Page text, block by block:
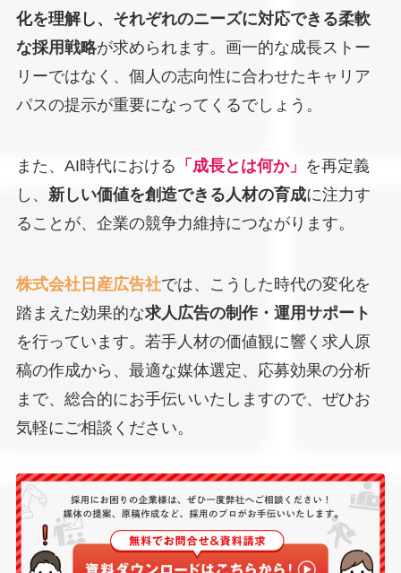
化を理解し、それぞれのニーズに対応できる柔軟
な採用戦略が求められます。画一的な成長ストー
リーではなく、個人の志向性に合わせたキャリア
パスの提示が重要になってくるでしょう。
また、AI時代における 「成長とは何か」 を再定義
し、 新しい価値を創造できる人材の育成に注力す
ることが、企業の競争力維持につながります。
株式会社日産広告社では、こうした時代の変化を
踏まえた効果的な求人広告の制作・運用サポート
を行っています。若手人材の価値観に響く求人原
稿の作成から、最適な媒体選定、応募効果の分析
まで、総合的にお手伝いいたしますので、ぜひお
気軽にご相談ください。